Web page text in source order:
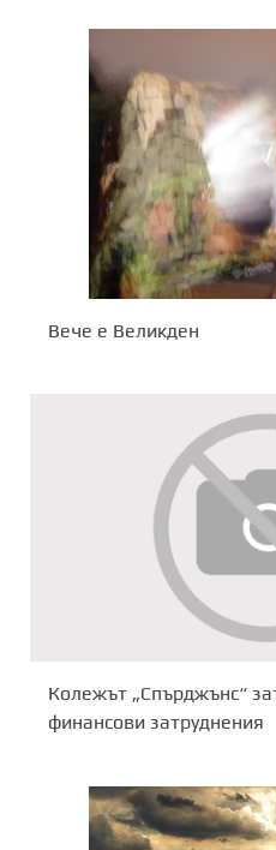
Вече е Великден
Колежът „Спърджънс“
финансови затруднения